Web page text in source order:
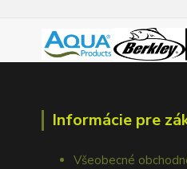
Informácie pre
Všeobecné